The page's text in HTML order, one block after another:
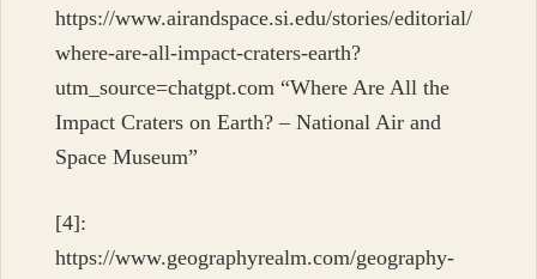
https://www.airandspace.si.edu/stories/editorial/
where-are-all-impact-craters-earth?
utm_source=chatgpt.com “Where Are All the
Impact Craters on Earth? – National Air and
Space Museum”
[4]:
https://www.geographyrealm.com/geography-